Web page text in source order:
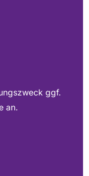
ggf.
an.